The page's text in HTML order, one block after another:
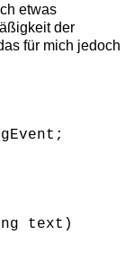
etwas
der
für mich jedoch
text)